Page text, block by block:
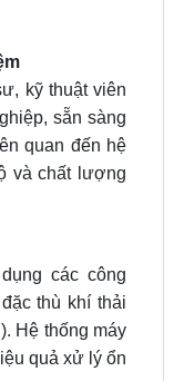
kỹ thuật viên
sẵn sàng
quan đến hệ
và chất lượng
các công
thù khí thải
Hệ thống máy
quả xử lý ổn